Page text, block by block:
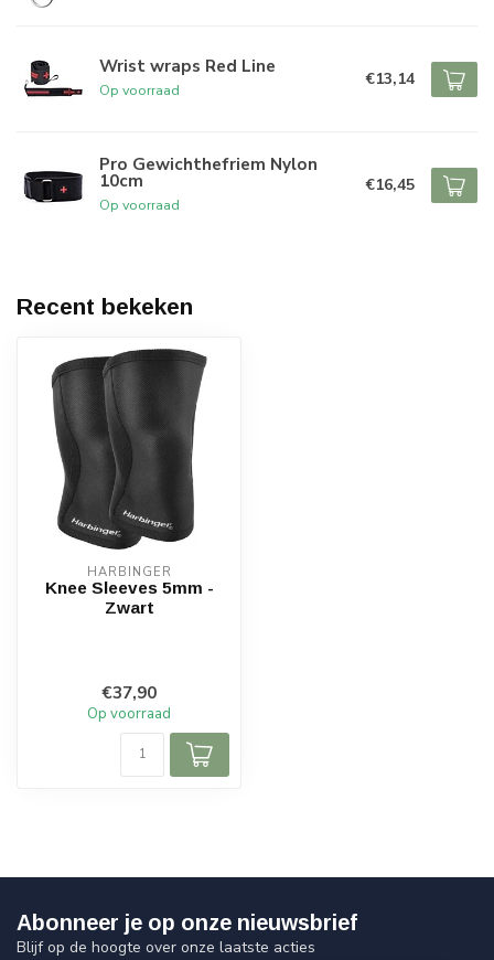
Wrist wraps Red Line
Op voorraad
€13,14
Pro Gewichthefriem Nylon
10cm
Op voorraad
€16,45
Recent bekeken
HARBINGER
Knee Sleeves 5mm -
Zwart
€37,90
Op voorraad
Abonneer je op onze nieuwsbrief
Blijf op de hoogte over onze laatste acties